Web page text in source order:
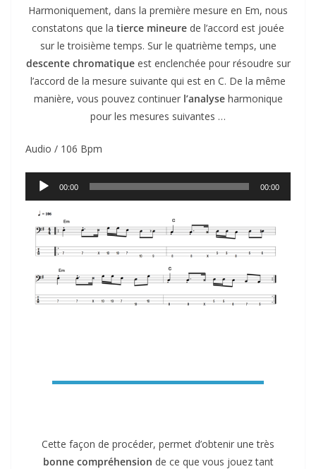
Harmoniquement, dans la première mesure en Em, nous
constatons que la tierce mineure de l’accord est jouée
sur le troisième temps. Sur le quatrième temps, une
descente chromatiqueest enclenchée pour résoudre sur
l’accord de la mesure suivante qui est en C. De la même
manière, vous pouvez continuer l’analyseharmonique
pour les mesures suivantes …
Audio / 106 Bpm
Lecteur
audio
00:00 00:00
Cette façon de procéder, permet d’obtenir une très
bonne compréhension de ce que vous jouez tant